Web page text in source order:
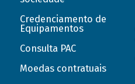
Credenciamento de
Equipamentos
Consulta PAC
Moedas contratuais